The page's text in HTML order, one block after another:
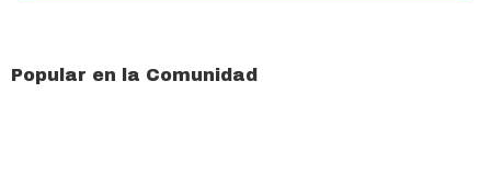
Popular en la Comunidad